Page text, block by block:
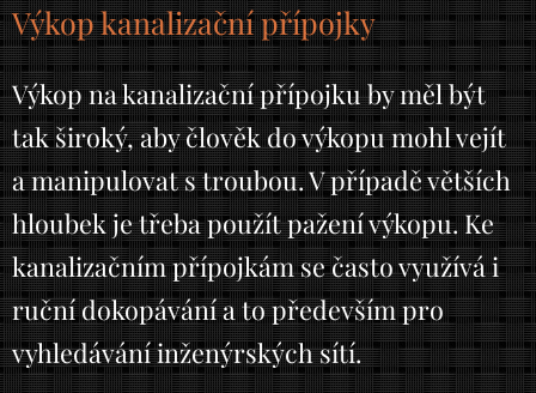
Výkop kanalizační přípojky
Výkop na kanalizační přípojku by měl být
tak široký, aby člověk do výkopu mohl vejít
a manipulovat s troubou. V případě větších
hloubek je třeba použít pažení výkopu. Ke
kanalizačním přípojkám se často využívá i
ruční dokopávání a to především pro
vyhledávání inženýrských sítí.